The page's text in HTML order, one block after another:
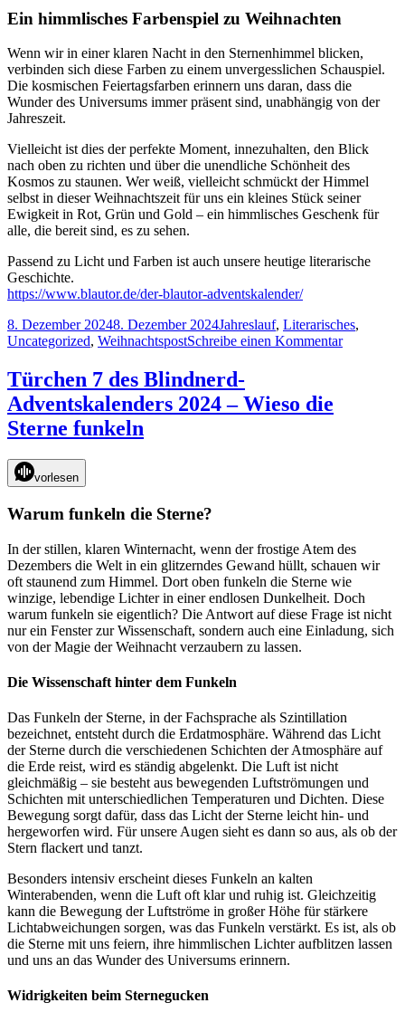
Ein himmlisches Farbenspiel zu Weihnachten
Wenn wir in einer klaren Nacht in den Sternenhimmel blicken,
verbinden sich diese Farben zu einem unvergesslichen Schauspiel.
Die kosmischen Feiertagsfarben erinnern uns daran, dass die
Wunder des Universums immer präsent sind, unabhängig von der
Jahreszeit.
Vielleicht ist dies der perfekte Moment, innezuhalten, den Blick
nach oben zu richten und über die unendliche Schönheit des
Kosmos zu staunen. Wer weiß, vielleicht schmückt der Himmel
selbst in dieser Weihnachtszeit für uns ein kleines Stück seiner
Ewigkeit in Rot, Grün und Gold – ein himmlisches Geschenk für
alle, die bereit sind, es zu sehen.
Passend zu Licht und Farben ist auch unsere heutige literarische
Geschichte.
https://www.blautor.de/der-blautor-adventskalender/
Veröffentlicht
am
8. Dezember 20248. Dezember 2024Kategorien
Jahreslauf, Literarisches,
Uncategorized, WeihnachtspostSchreibe einen Kommentarzu
Türchen 7 des Blindnerd-
Adventskalenders 2024 – Wieso die
Sterne funkeln
vorlesen
Warum funkeln die Sterne?
In der stillen, klaren Winternacht, wenn der frostige Atem des
Dezembers die Welt in ein glitzerndes Gewand hüllt, schauen wir
oft staunend zum Himmel. Dort oben funkeln die Sterne wie
winzige, lebendige Lichter in einer endlosen Dunkelheit. Doch
warum funkeln sie eigentlich? Die Antwort auf diese Frage ist nicht
nur ein Fenster zur Wissenschaft, sondern auch eine Einladung, sich
von der Magie der Weihnacht verzaubern zu lassen.
Die Wissenschaft hinter dem Funkeln
Das Funkeln der Sterne, in der Fachsprache als Szintillation
bezeichnet, entsteht durch die Erdatmosphäre. Während das Licht
der Sterne durch die verschiedenen Schichten der Atmosphäre auf
die Erde reist, wird es ständig abgelenkt. Die Luft ist nicht
gleichmäßig – sie besteht aus bewegenden Luftströmungen und
Schichten mit unterschiedlichen Temperaturen und Dichten. Diese
Bewegung sorgt dafür, dass das Licht der Sterne leicht hin- und
hergeworfen wird. Für unsere Augen sieht es dann so aus, als ob der
Stern flackert und tanzt.
Besonders intensiv erscheint dieses Funkeln an kalten
Winterabenden, wenn die Luft oft klar und ruhig ist. Gleichzeitig
kann die Bewegung der Luftströme in großer Höhe für stärkere
Lichtabweichungen sorgen, was das Funkeln verstärkt. Es ist, als ob
die Sterne mit uns feiern, ihre himmlischen Lichter aufblitzen lassen
und uns an das Wunder des Universums erinnern.
Widrigkeiten beim Sternegucken